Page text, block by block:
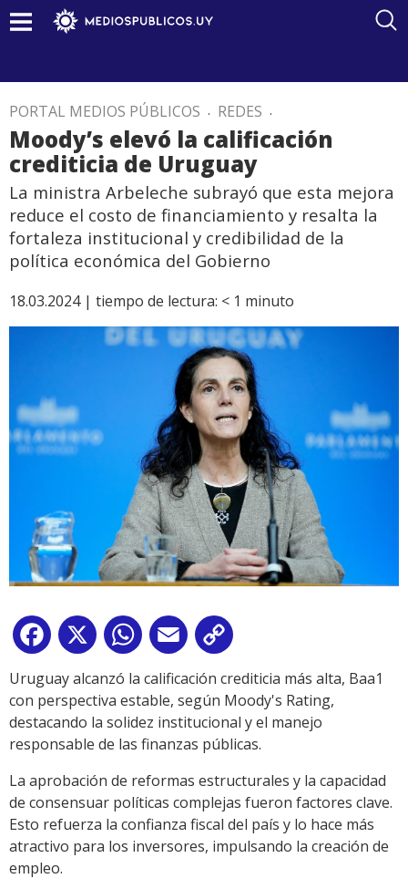
PORTAL MEDIOS PÚBLICOS . REDES .
Moody’s elevó la calificación
crediticia de Uruguay
La ministra Arbeleche subrayó que esta mejora
reduce el costo de financiamiento y resalta la
fortaleza institucional y credibilidad de la
política económica del Gobierno
18.03.2024 | tiempo de lectura: < 1 minuto
Facebook
X WhatsApp
Email
Link
Uruguay alcanzó la calificación crediticia más alta, Baa1
con perspectiva estable, según Moody's Rating,
destacando la solidez institucional y el manejo
responsable de las finanzas públicas.
La aprobación de reformas estructurales y la capacidad
de consensuar políticas complejas fueron factores clave.
Esto refuerza la confianza fiscal del país y lo hace más
atractivo para los inversores, impulsando la creación de
empleo.